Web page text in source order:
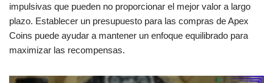
impulsivas que pueden no proporcionar el mejor valor a largo
plazo. Establecer un presupuesto para las compras de Apex
Coins puede ayudar a mantener un enfoque equilibrado para
maximizar las recompensas.